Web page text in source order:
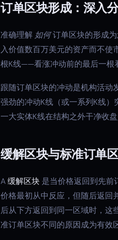
订单区块形成：深入
准确理解 如何订单区块的形成
入价值数百万美元的资产而不使
根K线——看涨冲动前的最后一根
跟随订单区块的冲动是机构活动
强劲的冲动K线（或一系列K线
一大实体K线在结构之外干净收盘
缓解区块与标准订单
A缓解区块 是当价格返回到先前
价格最初从中反应，但随后返回
后从下方返回到同一区域时，
准订单区块不同的原因成为有效